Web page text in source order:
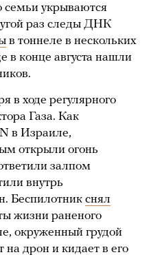
укрываются
раз следы ДНК
в тоннеле в нескольких
в конце августа нашли
в ходе регулярного
Газа. Как
в Израиле,
открыли огонь
залпом
внутрь
Беспилотник снял
жизни раненого
окруженный грудой
на дрон и кидает в его